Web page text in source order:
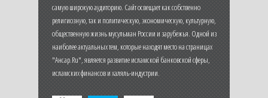
самую широкую аудиторию. Сайт освещает как собственно
религиозную, так и политическую, экономическую, культурную,
общественную жизнь мусульман России и зарубежья. Одной из
наиболее актуальных тем, которые находят место на страницах
"Ансар.Ru", является развитие исламской банковской сферы,
исламских финансов и халяль-индустрии.